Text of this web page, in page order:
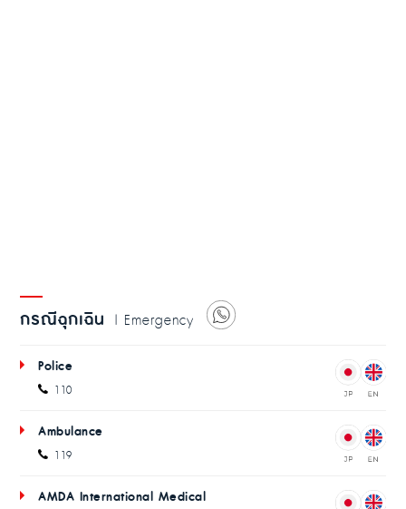
กรณีฉุกเฉิน | Emergency
Police
110
Ambulance
119
AMDA International Medical